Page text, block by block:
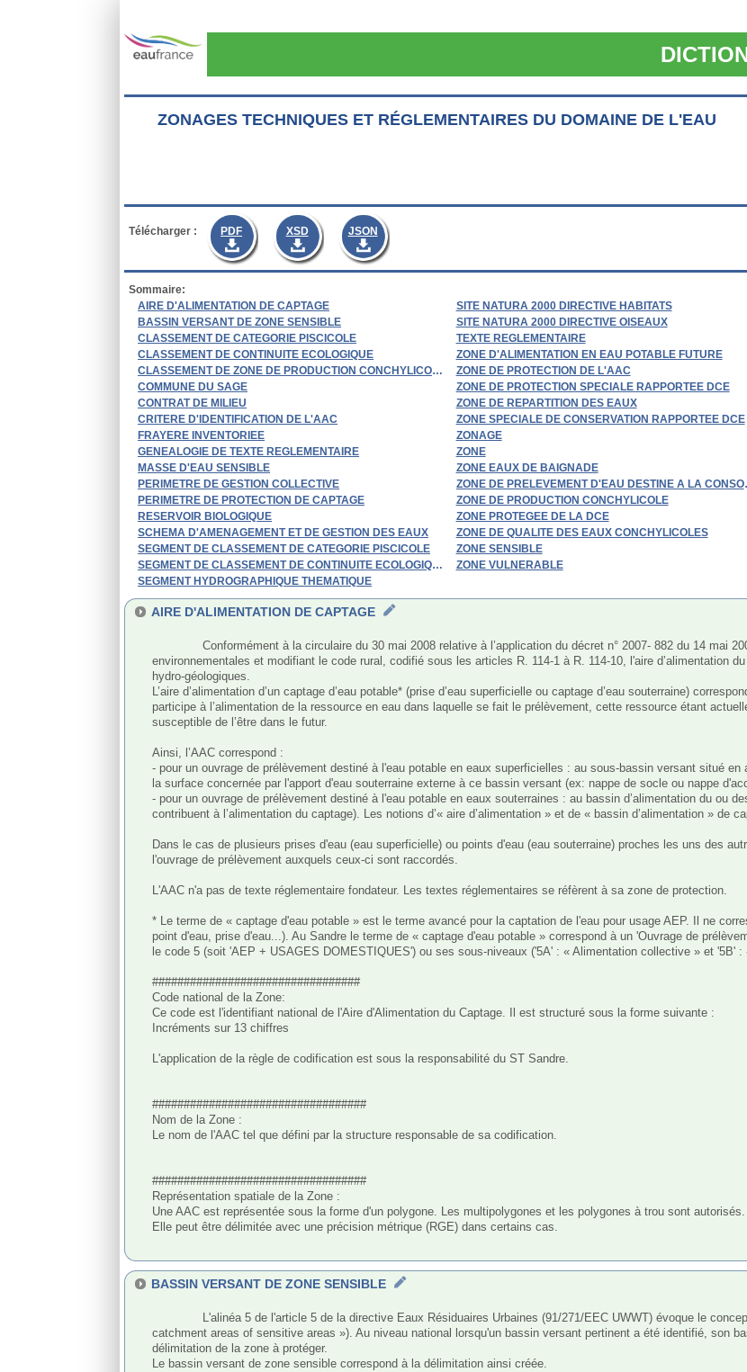
ZONAGES TECHNIQUES ET RÉGLEMENTAIRES DU DOMAINE DE L'EAU
Télécharger : PDF XSD JSON
Sommaire:
AIRE D'ALIMENTATION DE CAPTAGE
BASSIN VERSANT DE ZONE SENSIBLE
CLASSEMENT DE CATEGORIE PISCICOLE
CLASSEMENT DE CONTINUITE ECOLOGIQUE
CLASSEMENT DE ZONE DE PRODUCTION CONCHYLICOLE
COMMUNE DU SAGE
CONTRAT DE MILIEU
CRITERE D'IDENTIFICATION DE L'AAC
FRAYERE INVENTORIEE
GENEALOGIE DE TEXTE REGLEMENTAIRE
MASSE D'EAU SENSIBLE
PERIMETRE DE GESTION COLLECTIVE
PERIMETRE DE PROTECTION DE CAPTAGE
RESERVOIR BIOLOGIQUE
SCHEMA D'AMENAGEMENT ET DE GESTION DES EAUX
SEGMENT DE CLASSEMENT DE CATEGORIE PISCICOLE
SEGMENT DE CLASSEMENT DE CONTINUITE ECOLOGIQUE
SEGMENT HYDROGRAPHIQUE THEMATIQUE
SITE NATURA 2000 DIRECTIVE HABITATS
SITE NATURA 2000 DIRECTIVE OISEAUX
TEXTE REGLEMENTAIRE
ZONE D'ALIMENTATION EN EAU POTABLE FUTURE
ZONE DE PROTECTION DE L'AAC
ZONE DE PROTECTION SPECIALE RAPPORTEE DCE
ZONE DE REPARTITION DES EAUX
ZONE SPECIALE DE CONSERVATION RAPPORTEE DCE
ZONAGE
ZONE
ZONE EAUX DE BAIGNADE
ZONE DE PRELEVEMENT D'EAU DESTINE A LA
ZONE DE PRODUCTION CONCHYLICOLE
ZONE PROTEGEE DE LA DCE
ZONE DE QUALITE DES EAUX CONCHYLICOLES
ZONE SENSIBLE
ZONE VULNERABLE
AIRE D'ALIMENTATION DE CAPTAGE
              Conformément à la circulaire du 30 mai 2008 relative à l’application du décret n° 2007- 882 du 14 mai 2007 relatif à certaines zones soumises à contraintes
environnementales et modifiant le code rural, codifié sous les articles R. 114-1 à R. 114-10, l'aire d’alimentation
hydro-géologiques.
L’aire d’alimentation d’un captage d’eau potable* (prise d’eau superficielle ou captage d’eau souterraine)
participe à l’alimentation de la ressource en eau dans laquelle se fait le prélèvement, cette ressource étant
susceptible de l’être dans le futur.
Ainsi, l’AAC correspond :
- pour un ouvrage de prélèvement destiné à l'eau potable en eaux superficielles : au sous-bassin versant situé
la surface concernée par l'apport d'eau souterraine externe à ce bassin versant (ex: nappe de socle ou nappe
- pour un ouvrage de prélèvement destiné à l'eau potable en eaux souterraines : au bassin d’alimentation du ou
contribuent à l’alimentation du captage). Les notions d’« aire d’alimentation » et de « bassin d’alimentation »
Dans le cas de plusieurs prises d'eau (eau superficielle) ou points d'eau (eau souterraine) proches les uns des
l'ouvrage de prélèvement auxquels ceux-ci sont raccordés.
L'AAC n'a pas de texte réglementaire fondateur. Les textes réglementaires se réfèrent à sa zone de protection.
* Le terme de « captage d'eau potable » est le terme avancé pour la captation de l'eau pour usage AEP. Il ne
point d'eau, prise d'eau...). Au Sandre le terme de « captage d'eau potable » correspond à un 'Ouvrage de
le code 5 (soit 'AEP + USAGES DOMESTIQUES') ou ses sous-niveaux ('5A' : « Alimentation collective » et '5B' :
#################################
Code national de la Zone:
Ce code est l'identifiant national de l'Aire d'Alimentation du Captage. Il est structuré sous la forme suivante :
Incréments sur 13 chiffres
L'application de la règle de codification est sous la responsabilité du ST Sandre.
##################################
Nom de la Zone :
Le nom de l'AAC tel que défini par la structure responsable de sa codification.
##################################
Représentation spatiale de la Zone :
Une AAC est représentée sous la forme d'un polygone. Les multipolygones et les polygones à trou sont autorisés.
Elle peut être délimitée avec une précision métrique (RGE) dans certains cas.
BASSIN VERSANT DE ZONE SENSIBLE
catchment areas of sensitive areas »). Au niveau national lorsqu'un bassin versant pertinent a été identifié, son
délimitation de la zone à protéger.
Le bassin versant de zone sensible correspond à la délimitation ainsi créée.